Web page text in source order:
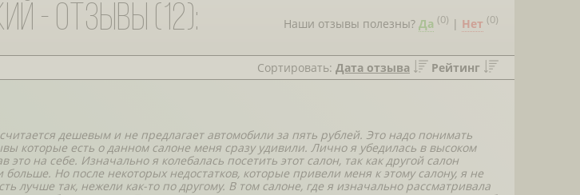
- отзывы (12): Наши отзывы полезны? Да (0) | Нет (0)
Сортировать: Дата отзыва Рейтинг
дешевым и не предлагает автомобили за пять рублей. Это надо понимать
которые есть о данном салоне меня сразу удивили. Лично я убедилась в высоком
на себе. Изначально я колебалась посетить этот салон, так как другой салон
Но после некоторых недостатков, которые привели меня к этому салону, я не
лучше так, нежели как-то по другому. В том салоне, где я изначально рассматривала